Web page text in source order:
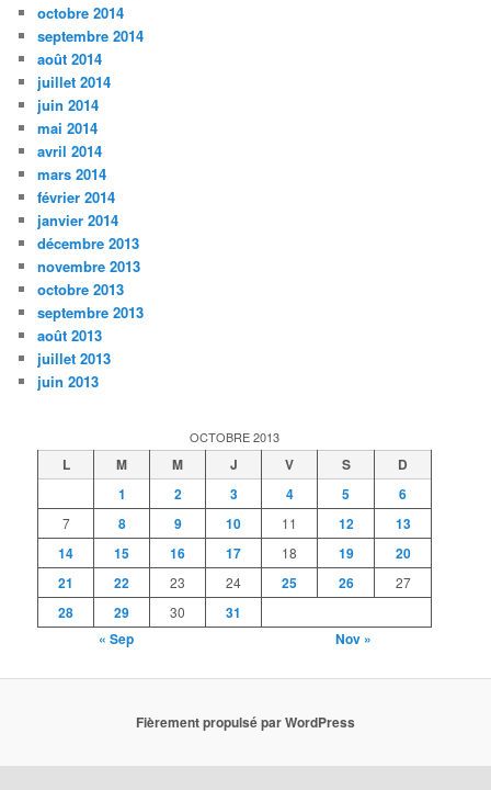
octobre 2014
septembre 2014
août 2014
juillet 2014
juin 2014
mai 2014
avril 2014
mars 2014
février 2014
janvier 2014
décembre 2013
novembre 2013
octobre 2013
septembre 2013
août 2013
juillet 2013
juin 2013
OCTOBRE 2013
L M M J V S
D
1
2 3 4 5 6
7 8 9 10 11 12
13
14
15 16 17 18 19
20
21
22 23 24 25 26 27
28 29 30
31
« Sep
Nov »
Fièrement propulsé par WordPress